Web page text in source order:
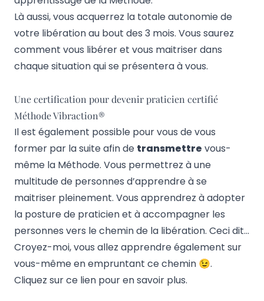
Là aussi, vous acquerrez la totale autonomie de
votre libération au bout des 3 mois. Vous saurez
comment vous libérer et vous maitriser dans
chaque situation qui se présentera à vous.
Une certification pour devenir praticien certifié
Méthode Vibraction®
Il est également possible pour vous de vous
former par la suite afin de transmettre vous-
même la Méthode. Vous permettrez à une
multitude de personnes d’apprendre à se
maitriser pleinement. Vous apprendrez à adopter
la posture de praticien et à accompagner les
personnes vers le chemin de la libération. Ceci dit…
Croyez-moi, vous allez apprendre également sur
vous-même en empruntant ce chemin 😉.
Cliquez surce lien pour en savoir plus.